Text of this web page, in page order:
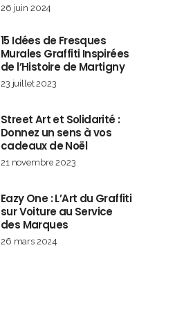
26 juin 2024
15 Idées de Fresques
Murales Graffiti Inspirées
de l’Histoire de Martigny
23 juillet 2023
Street Art et Solidarité :
Donnez un sens à vos
cadeaux de Noël
21 novembre 2023
Eazy One : L’Art du Graffiti
sur Voiture au Service
des Marques
26 mars 2024